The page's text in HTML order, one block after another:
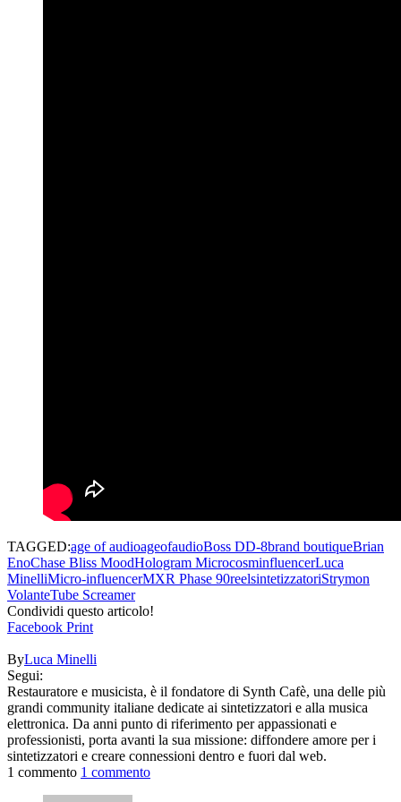
TAGGED:age of audioageofaudioBoss DD-8brand boutiqueBrian
EnoChase Bliss MoodHologram MicrocosminfluencerLuca
MinelliMicro-influencerMXR Phase 90reelsintetizzatoriStrymon
VolanteTube Screamer
Condividi questo articolo!
Facebook Print
ByLuca Minelli
Segui:
Restauratore e musicista, è il fondatore di Synth Cafè, una delle più
grandi community italiane dedicate ai sintetizzatori e alla musica
elettronica. Da anni punto di riferimento per appassionati e
professionisti, porta avanti la sua missione: diffondere amore per i
sintetizzatori e creare connessioni dentro e fuori dal web.
1 commento 1 commento